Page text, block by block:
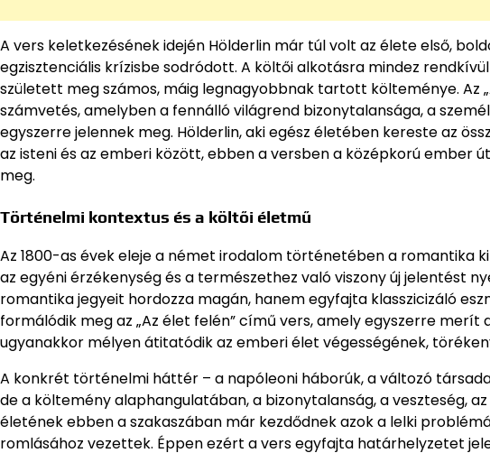
A vers keletkezésének idején Hölderlin már túl volt az élete első,
egzisztenciális krízisbe sodródott. A költői alkotásra mindez
született meg számos, máig legnagyobbnak tartott költeménye. Az
számvetés, amelyben a fennálló világrend bizonytalansága, a
egyszerre jelennek meg. Hölderlin, aki egész életében kereste az
az isteni és az emberi között, ebben a versben a középkorú
meg.
Történelmi kontextus és a költői életmű
Az 1800-as évek eleje a német irodalom történetében a romantika
az egyéni érzékenység és a természethez való viszony új jelentést
romantika jegyeit hordozza magán, hanem egyfajta klasszicizáló
formálódik meg az „Az élet felén” című vers, amely egyszerre
ugyanakkor mélyen átitatódik az emberi élet végességének,
A konkrét történelmi háttér – a napóleoni háborúk, a változó
de a költemény alaphangulatában, a bizonytalanság, a veszteség,
életének ebben a szakaszában már kezdődnek azok a lelki
romlásához vezettek. Éppen ezért a vers egyfajta határhelyzetet